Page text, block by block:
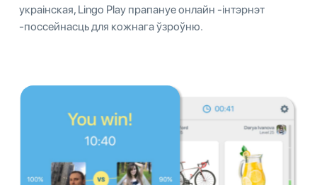
украінская, Lingo Play прапануе онлайн -інтэрнэт
-поссейнасць для кожнага ўзроўню.